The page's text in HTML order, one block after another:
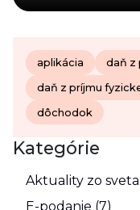
aplikácia daň z
daň z príjmu
dôchodok
Kategórie
Aktuality zo
E-podanie (7)